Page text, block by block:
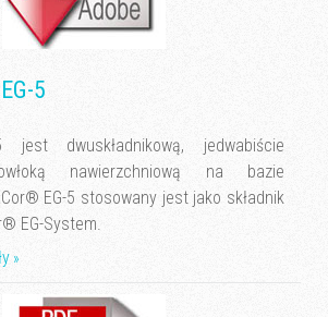
5
jest dwuskładnikową, jedwabiście
nawierzchniową na bazie
EG-5 stosowany jest jako składnik
EG-System.